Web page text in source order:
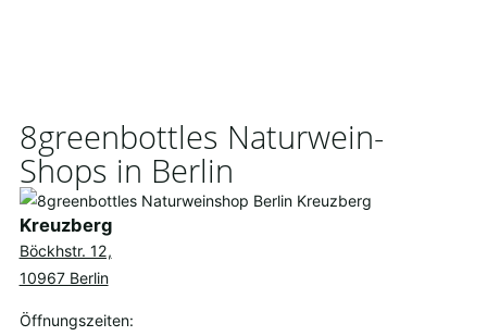
8greenbottles Naturwein-
Shops in Berlin
Kreuzberg
Böckhstr. 12,
10967 Berlin
Öffnungszeiten: